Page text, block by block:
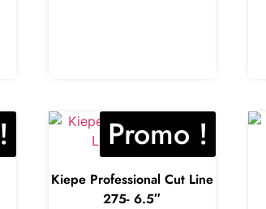
Promo !
Kiepe Professional Cut Line
275- 6.5″